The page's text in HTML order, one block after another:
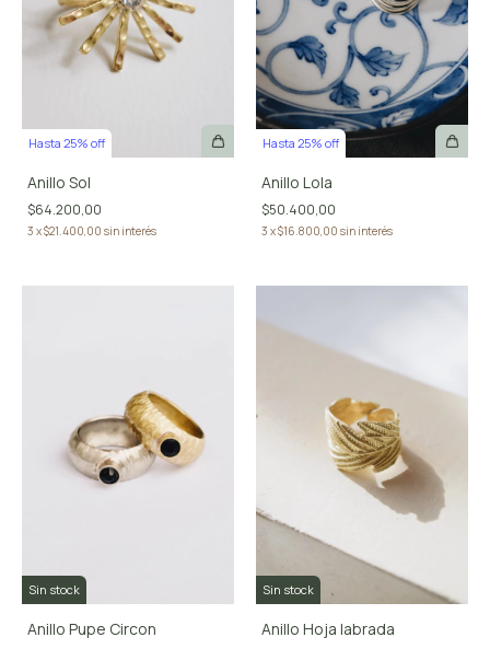
Hasta 25% off
Anillo Sol
$64.200,00
3 x$21.400,00 sin interés
Hasta 25% off
Anillo Lola
$50.400,00
3 x$16.800,00 sin interés
Sin stock
Anillo Pupe Circon
Sin stock
Anillo Hoja labrada